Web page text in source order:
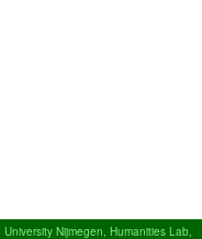
University Nijmegen, Humanities Lab,